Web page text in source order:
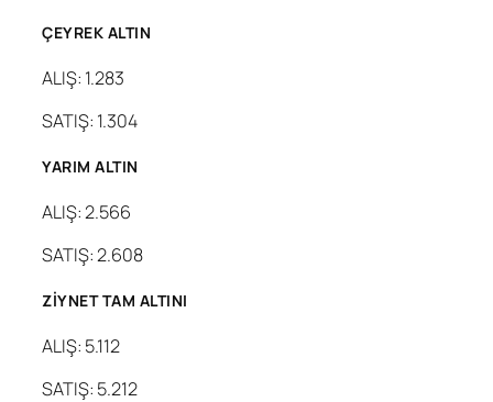
ÇEYREK ALTIN
ALIŞ: 1.283
SATIŞ: 1.304
YARIM ALTIN
ALIŞ: 2.566
SATIŞ: 2.608
ZİYNET TAM ALTINI
ALIŞ: 5.112
SATIŞ: 5.212